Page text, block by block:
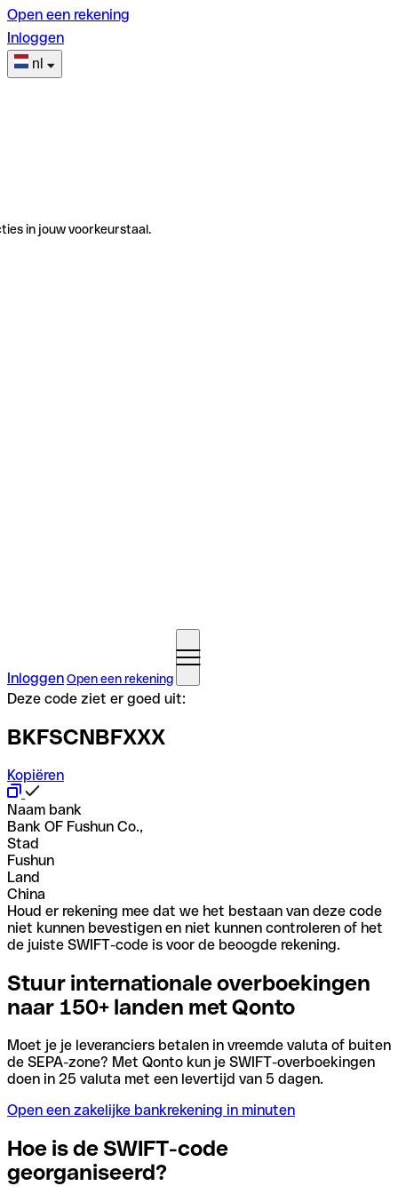
Open een rekening
Inloggen
nl
in jouw voorkeurstaal.
InloggenOpen een rekening
Deze code ziet er goed uit:
BKFSCNBFXXX
Kopiëren
Naam bank
Bank OF Fushun Co.,
Stad
Fushun
Land
China
Houd er rekening mee dat we het bestaan van deze code
niet kunnen bevestigen en niet kunnen controleren of het
de juiste SWIFT-code is voor de beoogde rekening.
Stuur internationale overboekingen
naar 150+ landen met Qonto
Moet je je leveranciers betalen in vreemde valuta of buiten
de SEPA-zone? Met Qonto kun je SWIFT-overboekingen
doen in 25 valuta met een levertijd van 5 dagen.
Open een zakelijke bankrekening in minuten
Hoe is de SWIFT-code
georganiseerd?